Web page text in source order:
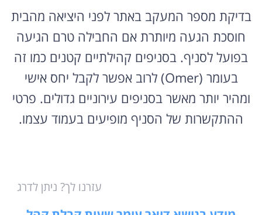
בדיקת מספר המעקב באתר לפני היציאה מהבית
חוסכת הגעה מיותרת אם החבילה טרם הגיעה
בפועל לסניף. בסניפים קהילתיים קטנים כמו זה
בעומר (Omer) לרוב אפשר לקבל יחס אישי
ומהיר יותר מאשר בסניפים עירוניים גדולים. פרטי
ההתקשרות של הסניף מופיעים בעמוד עצמו.
עזרנו לך? ניתן לדרג